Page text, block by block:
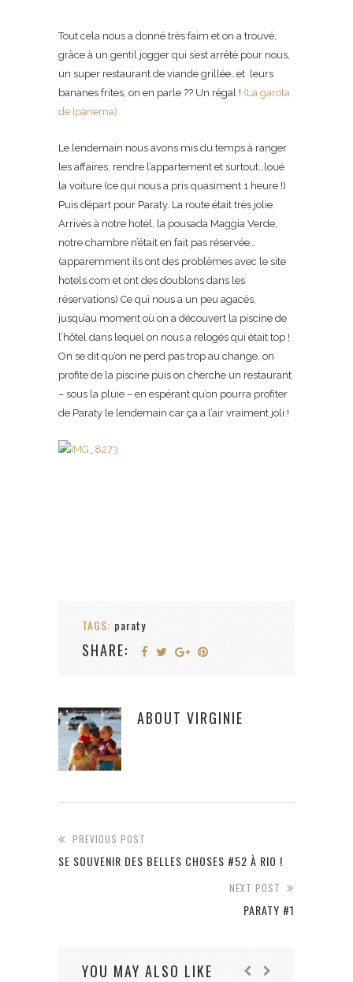
Tout cela nous a donné très faim et on a trouvé,
grâce à un gentil jogger qui s’est arrêté pour nous,
un super restaurant de viande grillée…et leurs
bananes frites, on en parle ?? Un régal ! (La garota
de Ipanema)
Le lendemain nous avons mis du temps à ranger
les affaires, rendre l’appartement et surtout…loué
la voiture (ce qui nous a pris quasiment 1 heure !)
Puis départ pour Paraty. La route était très jolie.
Arrivés à notre hotel, la pousada Maggia Verde,
notre chambre n’était en fait pas réservée…
(apparemment ils ont des problèmes avec le site
hotels.com et ont des doublons dans les
réservations) Ce qui nous a un peu agacés,
jusqu’au moment où on a découvert la piscine de
l’hôtel dans lequel on nous a relogés qui était top !
On se dit qu’on ne perd pas trop au change, on
profite de la piscine puis on cherche un restaurant
– sous la pluie – en espérant qu’on pourra profiter
de Paraty le lendemain car ça a l’air vraiment joli !
TAGS: paraty
SHARE:
ABOUT VIRGINIE
PREVIOUS POST
SE SOUVENIR DES BELLES CHOSES #52 À RIO !
NEXT POST
PARATY #1
YOU MAY ALSO LIKE